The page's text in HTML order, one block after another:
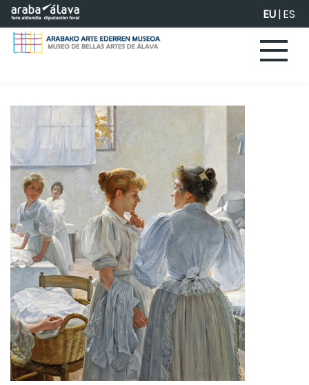
Eduki nagusira joan EU|ES